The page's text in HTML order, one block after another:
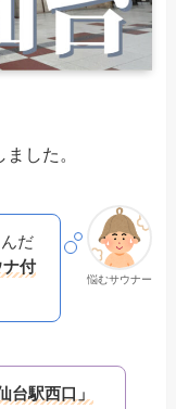
した。
悩むサウナー
だ
ナ付
台駅西口」